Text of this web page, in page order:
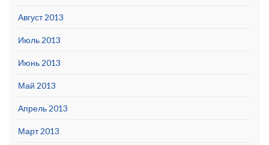
Август 2013
Июль 2013
Июнь 2013
Май 2013
Апрель 2013
Март 2013